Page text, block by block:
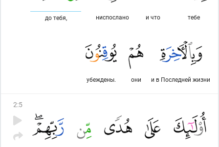
тебе
и что
ниспослано
до тебя,
и в Последней жизни
они
убеждены.
2:5